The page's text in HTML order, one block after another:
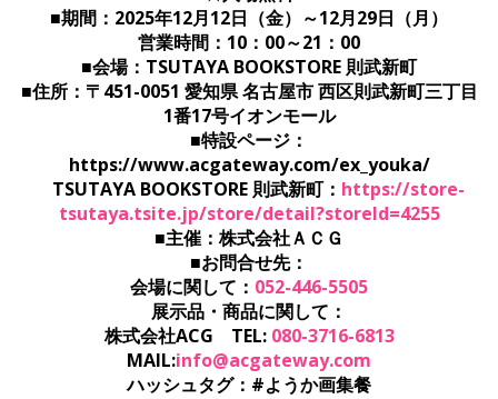
■期間：2025年12月12日（金）～12月29日（月）
営業時間：10：00～21：00
■会場：TSUTAYA BOOKSTORE 則武新町
■住所：〒451-0051 愛知県 名古屋市 西区則武新町三丁目
1番17号イオンモール
■特設ページ：
https://www.acgateway.com/ex_youka/
TSUTAYA BOOKSTORE 則武新町： https://store-
tsutaya.tsite.jp/store/detail?storeId=4255
■主催：株式会社ＡＣＧ
■お問合せ先：
会場に関して： 052-446-5505
展示品・商品に関して：
株式会社ACG TEL:080-3716-6813
MAIL:info@acgateway.com
ハッシュタグ：#ようか画集餐